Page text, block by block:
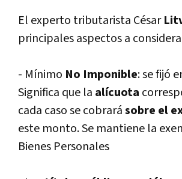
El experto tributarista César
principales aspectos a
- Mí­nimo No Imponible: se fijó
Significa que la alí­cuota
cada caso se cobrarásobre el
este monto. Se mantiene la
Bienes Personales